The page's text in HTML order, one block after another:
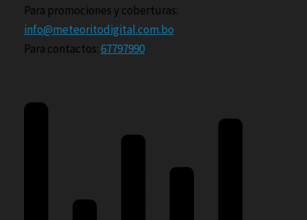
Para promociones y coberturas:
info@meteoritodigital.com.bo
Para contactos:67797990